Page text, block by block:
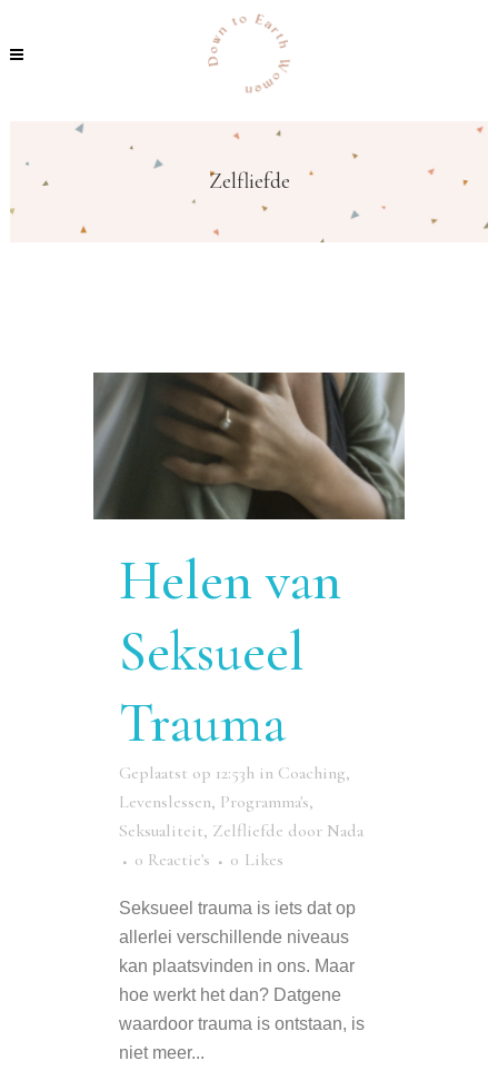
Zelfliefde
Helen van
Seksueel
Trauma
Geplaatst op 12:53h in Coaching,
Levenslessen, Programma's,
Seksualiteit, Zelfliefde door Nada
0 Reactie's
0 Likes
Seksueel trauma is iets dat op
allerlei verschillende niveaus
kan plaatsvinden in ons. Maar
hoe werkt het dan? Datgene
waardoor trauma is ontstaan, is
niet meer...